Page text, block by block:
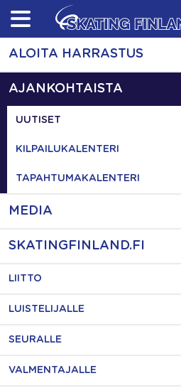
Skip
content
ALOITA HARRASTUS
AJANKOHTAISTA
UUTISET
KILPAILUKALENTERI
TAPAHTUMAKALENTERI
MEDIA
SKATINGFINLAND.FI
LIITTO
LUISTELIJALLE
SEURALLE
VALMENTAJALLE